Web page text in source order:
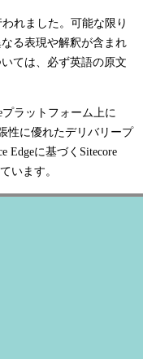
れました。可能な限り
る表現や解釈が含まれ
ては、必ず英語の原文
プラットフォーム上に
性に優れたデリバリープ
Edgeに基づくSitecore
います。